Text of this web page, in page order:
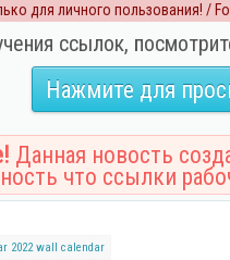
для личного пользования! /
ссылок,
Нажмите для
Данная новость
что ссылки
2022 wall calendar